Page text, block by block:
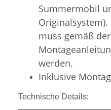
Summermobil
muss gemäß
werden.
Inklusive
Technische Details: